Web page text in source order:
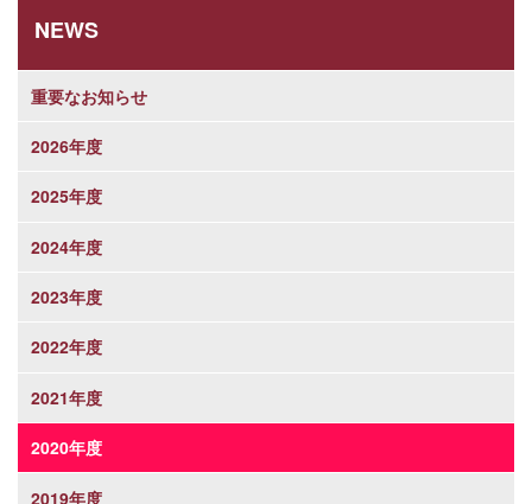
NEWS
重要なお知らせ
2026年度
2025年度
2024年度
2023年度
2022年度
2021年度
2020年度
2019年度